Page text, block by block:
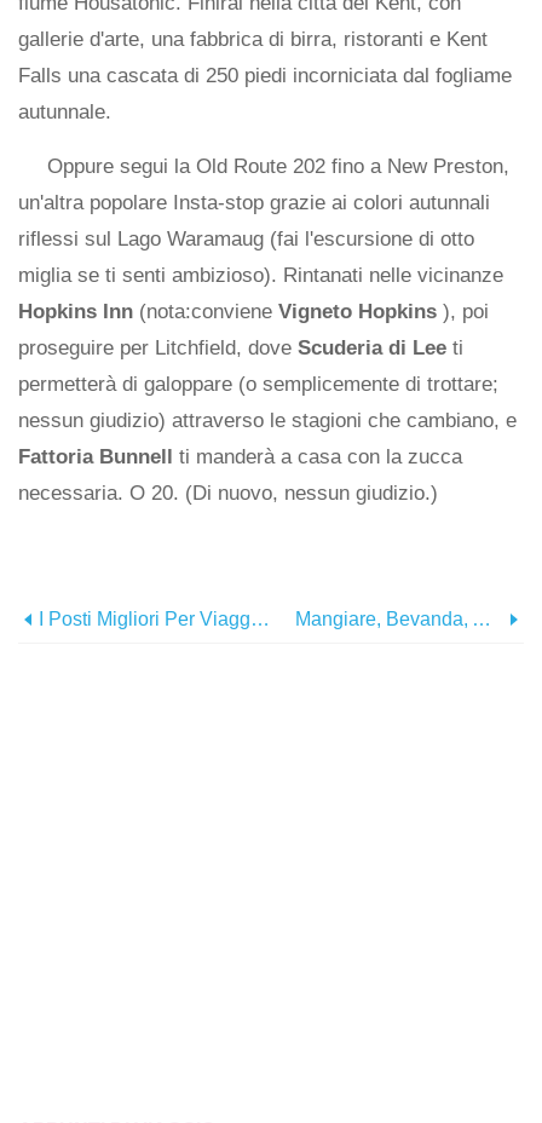
gallerie d'arte, una fabbrica di birra, ristoranti e Kent
Falls una cascata di 250 piedi incorniciata dal fogliame
autunnale.
Oppure segui la Old Route 202 fino a New Preston,
un'altra popolare Insta-stop grazie ai colori autunnali
riflessi sul Lago Waramaug (fai l'escursione di otto
miglia se ti senti ambizioso). Rintanati nelle vicinanze
Hopkins Inn (nota:conviene Vigneto Hopkins ), poi
proseguire per Litchfield, dove Scuderia di Lee ti
permetterà di galoppare (o semplicemente di trottare;
nessun giudizio) attraverso le stagioni che cambiano, e
Fattoria Bunnell ti manderà a casa con la zucca
necessaria. O 20. (Di nuovo, nessun giudizio.)
I Posti Migliori Per Viaggiare A Novembre Mangiare, Bevanda, Amore:i Tuoi Nuovi Ordini Di Marcia Per Visitare La Virginia